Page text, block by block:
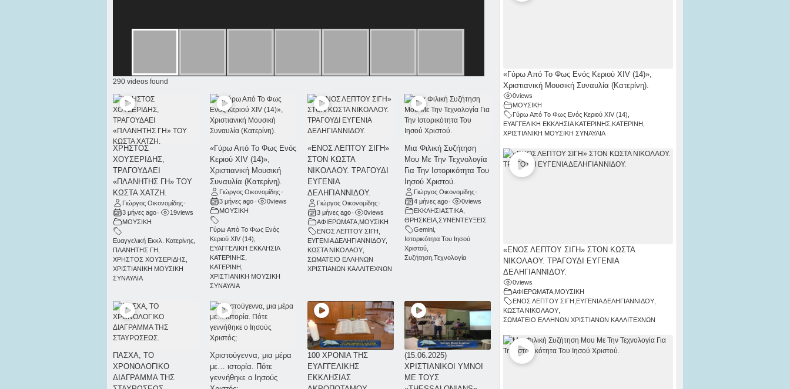
290 videos found
ΧΡΗΣΤΟΣ
ΧΟΥΣΕΡΙΔΗΣ,
ΤΡΑΓΟΥΔΑΕΙ
«ΠΛΑΝΗΤΗΣ ΓΗ» ΤΟΥ
ΚΩΣΤΑ ΧΑΤΖΗ.
Γιώργος Οικονομίδης•
3 μήνες ago• 19views
ΜΟΥΣΙΚΗ
Ευαγγελική Εκκλ. Κατερίνης
ΠΛΑΝΗΤΗΣ ΓΗ
ΧΡΗΣΤΟΣ ΧΟΥΣΕΡΙΔΗΣ
ΧΡΙΣΤΙΑΝΙΚΗ ΜΟΥΣΙΚΗ
ΣΥΝΑΥΛΙΑ
«Γύρω Από Το Φως Ενός
Κεριού ΧΙV (14)»,
Χριστιανική Μουσική
Συναυλία (Κατερίνη).
Γιώργος Οικονομίδης •
3 μήνες ago • 0views
ΜΟΥΣΙΚΗ
Γύρω Από Το Φως Ενός
Κεριού ΧΙV (14)
ΕΥΑΓΓΕΛΙΚΗ ΕΚΚΛΗΣΙΑ
ΚΑΤΕΡΙΝΗΣ
ΚΑΤΕΡΙΝΗ
ΧΡΙΣΤΙΑΝΙΚΗ ΜΟΥΣΙΚΗ
ΣΥΝΑΥΛΙΑ
«ΕΝΟΣ ΛΕΠΤΟΥ ΣΙΓΗ»
ΣΤΟΝ ΚΩΣΤΑ
ΝΙΚΟΛΑΟΥ. ΤΡΑΓΟΥΔΙ
ΕΥΓΕΝΙΑ
ΔΕΛΗΓΙΑΝΝΙΔΟΥ.
Γιώργος Οικονομίδης •
3 μήνες ago • 0views
ΑΦΙΕΡΩΜΑΤΑ, ΜΟΥΣΙΚΗ
ΕΝΟΣ ΛΕΠΤΟΥ ΣΙΓΗ
ΕΥΓΕΝΙΑ ΔΕΛΗΓΙΑΝΝΙΔΟΥ,
ΚΩΣΤΑ ΝΙΚΟΛΑΟΥ,
ΣΩΜΑΤΕΙΟ ΕΛΛΗΝΩΝ
ΧΡΙΣΤΙΑΝΩΝ ΚΑΛΛΙΤΕΧΝΩΝ
Μια Φιλική Συζήτηση
Μου Με Την Τεχνολογία
Για Την Ιστορικότητα Του
Ιησού Χριστού.
Γιώργος Οικονομίδης•
4 μήνες ago• 0views
ΕΚΚΛΗΣΙΑΣΤΙΚΑ,
ΘΡΗΣΚΕΙΑ, ΣΥΝΕΝΤΕΥΞΕΙΣ
Gemini,
Ιστορικότητα Του Ιησού
Χριστού,
Συζήτηση, Τεχνολογία
ΠΑΣΧΑ, ΤΟ
ΧΡΟΝΟΛΟΓΙΚΟ
ΔΙΑΓΡΑΜΜΑ ΤΗΣ
Χριστούγεννα, μια μέρα
με… ιστορία. Πότε
γεννήθηκε ο Ιησούς
100 ΧΡΟΝΙΑ ΤΗΣ
ΕΥΑΓΓΕΛΙΚΗΣ
ΕΚΚΛΗΣΙΑΣ
(15.06.2025)
ΧΡΙΣΤΙΑΝΙΚΟΙ ΥΜΝΟΙ
ΜΕ ΤΟΥΣ
«Γύρω Από Το Φως Ενός Κεριού ΧΙV (14)»,
Χριστιανική Μουσική Συναυλία (Κατερίνη).
0views
ΜΟΥΣΙΚΗ
Γύρω Από Το Φως Ενός Κεριού ΧΙV (14)
ΕΥΑΓΓΕΛΙΚΗ ΕΚΚΛΗΣΙΑ ΚΑΤΕΡΙΝΗΣ ΚΑΤΕΡΙΝΗ
ΧΡΙΣΤΙΑΝΙΚΗ ΜΟΥΣΙΚΗ ΣΥΝΑΥΛΙΑ
«ΕΝΟΣ ΛΕΠΤΟΥ ΣΙΓΗ» ΣΤΟΝ ΚΩΣΤΑ
ΝΙΚΟΛΑΟΥ. ΤΡΑΓΟΥΔΙ ΕΥΓΕΝΙΑ
ΔΕΛΗΓΙΑΝΝΙΔΟΥ.
0views
ΑΦΙΕΡΩΜΑΤΑ, ΜΟΥΣΙΚΗ
ΕΝΟΣ ΛΕΠΤΟΥ ΣΙΓΗ ΕΥΓΕΝΙΑ ΔΕΛΗΓΙΑΝΝΙΔΟΥ,
ΚΩΣΤΑ ΝΙΚΟΛΑΟΥ,
ΣΩΜΑΤΕΙΟ ΕΛΛΗΝΩΝ ΧΡΙΣΤΙΑΝΩΝ ΚΑΛΛΙΤΕΧΝΩΝ